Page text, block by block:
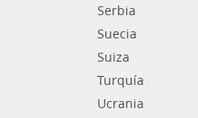
Serbia
Suecia
Suiza
Turquía
Ucrania